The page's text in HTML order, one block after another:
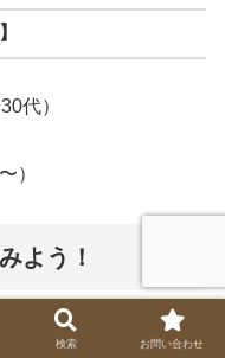
代）
）
よう！
トに登録すると、採用
検索 お問い合わせ